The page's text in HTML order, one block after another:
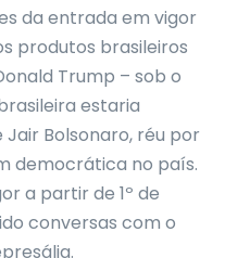
da entrada em vigor
produtos brasileiros
Trump – sob o
estaria
Bolsonaro, réu por
democrática no país.
a partir de 1º de
conversas com o